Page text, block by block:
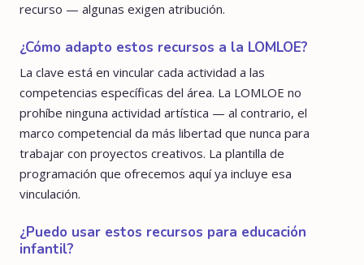
recurso — algunas exigen atribución.
¿Cómo adapto estos recursos a la LOMLOE?
La clave está en vincular cada actividad a las
competencias específicas del área. La LOMLOE no
prohíbe ninguna actividad artística — al contrario, el
marco competencial da más libertad que nunca para
trabajar con proyectos creativos. La plantilla de
programación que ofrecemos aquí ya incluye esa
vinculación.
¿Puedo usar estos recursos para educación
infantil?